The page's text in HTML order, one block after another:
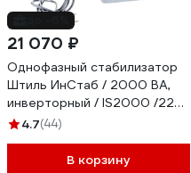
21 070 ₽
Однофазный стабилизатор
Штиль ИнСтаб / 2000 ВА,
инверторный / IS2000 /220
В/ IS2000 (220-230В)
4.7(44)
В корзину